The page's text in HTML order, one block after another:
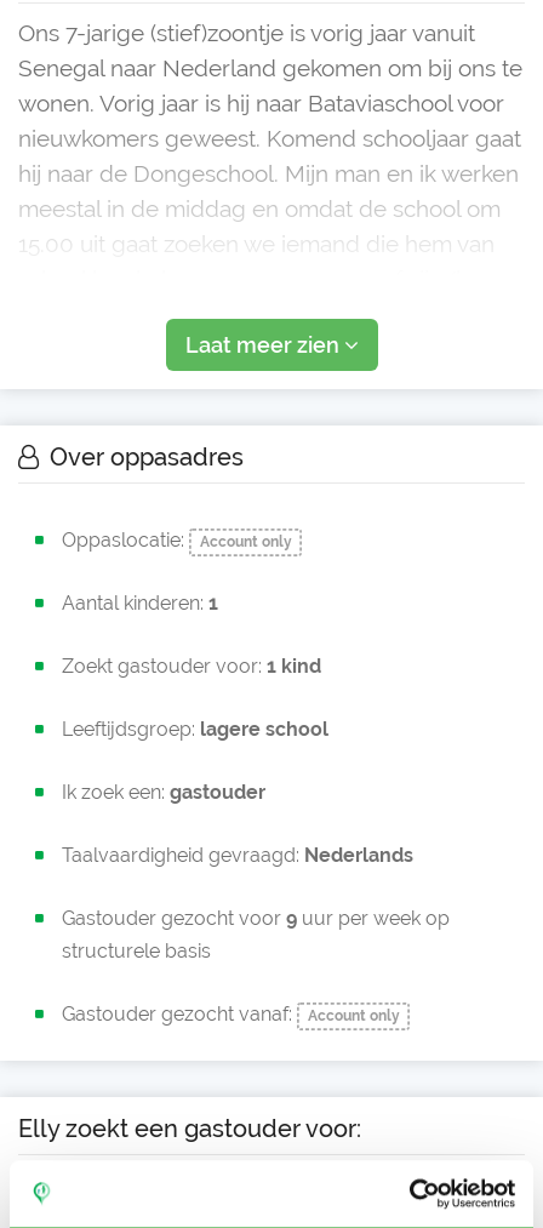
Ons 7-jarige (stief)zoontje is vorig jaar vanuit
Senegal naar Nederland gekomen om bij ons te
wonen. Vorig jaar is hij naar Bataviaschool voor
nieuwkomers geweest. Komend schooljaar gaat
hij naar de Dongeschool. Mijn man en ik werken
meestal in de middag en omdat de school om
15.00 uit gaat zoeken we iemand die hem van
huis nemen tot ong. 17.30 uur. We
Laat meer zien
Over oppasadres
Oppaslocatie: Account only
Aantal kinderen: 1
Zoekt gastouder voor: 1 kind
Leeftijdsgroep: lagere school
Ik zoek een: gastouder
Taalvaardigheid gevraagd: Nederlands
Gastouder gezocht voor 9 uur per week op
structurele basis
Gastouder gezocht vanaf: Account only
Elly zoekt een gastouder voor:
Vr Za
Zo
Ochtend